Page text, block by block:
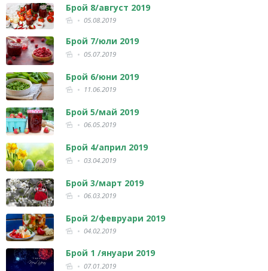
Брой 8/август 2019
05.08.2019
Брой 7/юли 2019
05.07.2019
Брой 6/юни 2019
11.06.2019
Брой 5/май 2019
06.05.2019
Брой 4/април 2019
03.04.2019
Брой 3/март 2019
06.03.2019
Брой 2/февруари 2019
04.02.2019
Брой 1 /януари 2019
07.01.2019